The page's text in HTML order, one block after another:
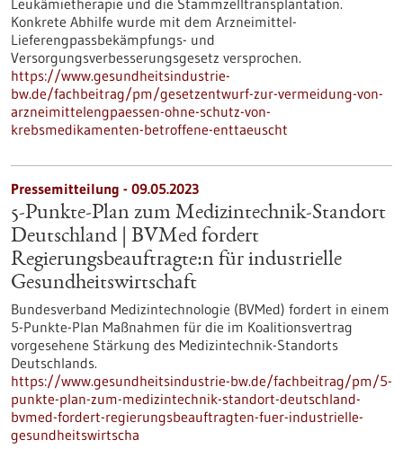
Leukämietherapie und die Stammzelltransplantation.
Konkrete Abhilfe wurde mit dem Arzneimittel-
Lieferengpassbekämpfungs- und
Versorgungsverbesserungsgesetz versprochen.
https://www.gesundheitsindustrie-
bw.de/fachbeitrag/pm/gesetzentwurf-zur-vermeidung-von-
arzneimittelengpaessen-ohne-schutz-von-
krebsmedikamenten-betroffene-enttaeuscht
Pressemitteilung - 09.05.2023
5-Punkte-Plan zum Medizintechnik-Standort
Deutschland | BVMed fordert
Regierungsbeauftragte:n für industrielle
Gesundheitswirtschaft
Bundesverband Medizintechnologie (BVMed) fordert in einem
5-Punkte-Plan Maßnahmen für die im Koalitionsvertrag
vorgesehene Stärkung des Medizintechnik-Standorts
Deutschlands.
https://www.gesundheitsindustrie-bw.de/fachbeitrag/pm/5-
punkte-plan-zum-medizintechnik-standort-deutschland-
bvmed-fordert-regierungsbeauftragten-fuer-industrielle-
gesundheitswirtscha